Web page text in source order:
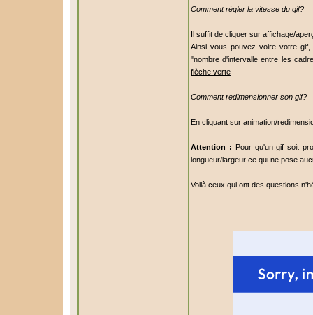
Comment régler la vitesse du gif?
Il suffit de cliquer sur affichage/
Ainsi vous pouvez voire votre
"nombre d'intervalle entre les
flèche verte
Comment redimensionner son gif?
En cliquant sur animation/
Attention : Pour qu'un gif soit
longueur/largeur ce qui ne pose
Voilà ceux qui ont des questions